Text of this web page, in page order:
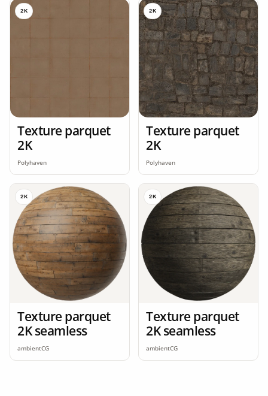
2K
Texture parquet
2K
Polyhaven
2K
Texture parquet
2K
Polyhaven
2K
Texture parquet
2K seamless
ambientCG
2K
Texture parquet
2K seamless
ambientCG